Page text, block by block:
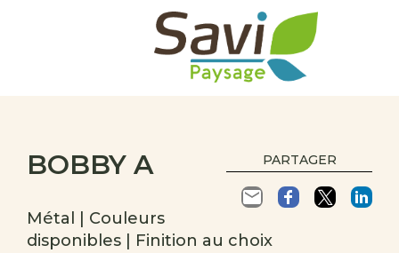
PARTAGER
BOBBY A
Métal | Couleurs
disponibles | Finition au choix